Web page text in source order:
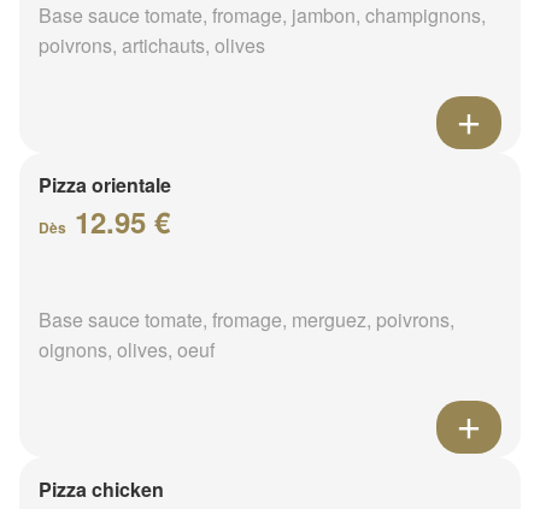
Base sauce tomate, fromage, jambon, champignons,
poivrons, artichauts, olives
Pizza orientale
Dès 12.95 €
Base sauce tomate, fromage, merguez, poivrons,
oignons, olives, oeuf
Pizza chicken